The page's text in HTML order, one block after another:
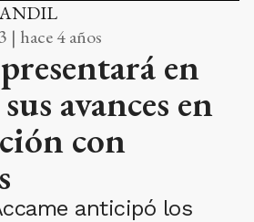
| hace 4 años
en
avances en
con
anticipó los